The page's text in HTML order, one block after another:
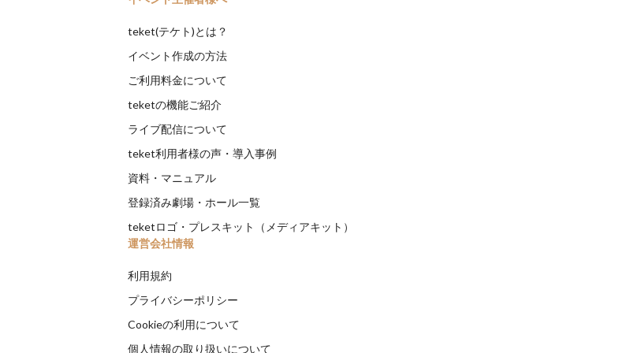
teket(テケト)とは？
イベント作成の方法
ご利用料金について
teketの機能ご紹介
ライブ配信について
teket利用者様の声・導入事例
資料・マニュアル
登録済み劇場・ホール一覧
teketロゴ・プレスキット（メディアキット）
運営会社情報
利用規約
プライバシーポリシー
Cookieの利用について
個人情報の取り扱いについて